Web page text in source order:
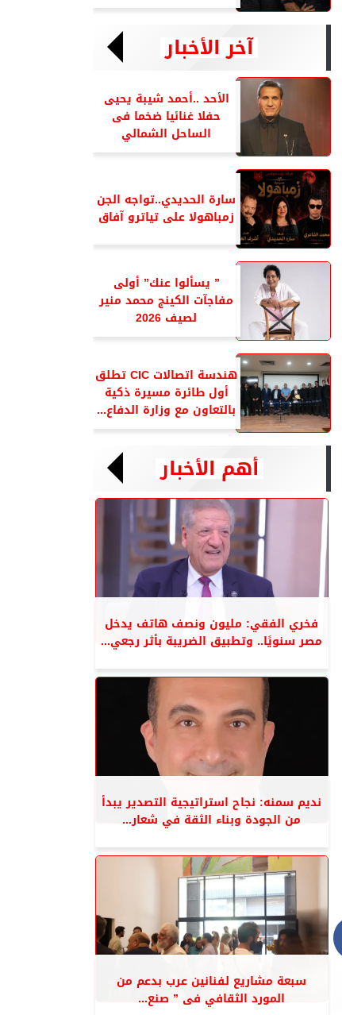
آخر الأخبار
الأحد ..أحمد شيبة يحيى
حفلا غنائيا ضخما فى
الساحل الشمالي
سارة الحديدي..تواجه الجن
زمباهولا على تياترو آفاق
” يسألوا عنك” أولى
مفاجآت الكينج محمد منير
لصيف 2026
هندسة اتصالات CIC تطلق
أول طائرة مسيرة ذكية
بالتعاون مع وزارة الدفاع...
أهم الأخبار
فخري الفقي: مليون ونصف هاتف يدخل
مصر سنويًا.. وتطبيق الضريبة بأثر رجعي...
نديم سمنه: نجاح استراتيجية التصدير يبدأ
من الجودة وبناء الثقة في شعار...
سبعة مشاريع لفنانين عرب بدعم من
المورد الثقافي فى ” صنع...